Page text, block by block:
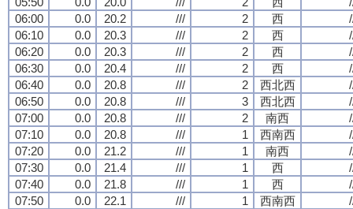
06:00
0.0 20.2 /// 2 西
06:10
0.0 20.3 /// 2 西
06:20
0.0 20.3 /// 2 西
06:30
0.0 20.4 /// 2 西
06:40
0.0 20.8 /// 2 西北西
06:50
0.0 20.8 /// 3 西北西
07:00
0.0 20.8 /// 2 南西
07:10
0.0 20.8 /// 1 西南西
07:20
0.0 21.2 /// 1 南西
07:30
0.0 21.4 /// 1 西
07:40
0.0 21.8 /// 1 西
07:50
0.0 22.1 /// 1 西南西